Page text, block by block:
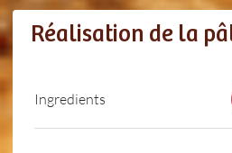
Réalisation de la
Ingredients